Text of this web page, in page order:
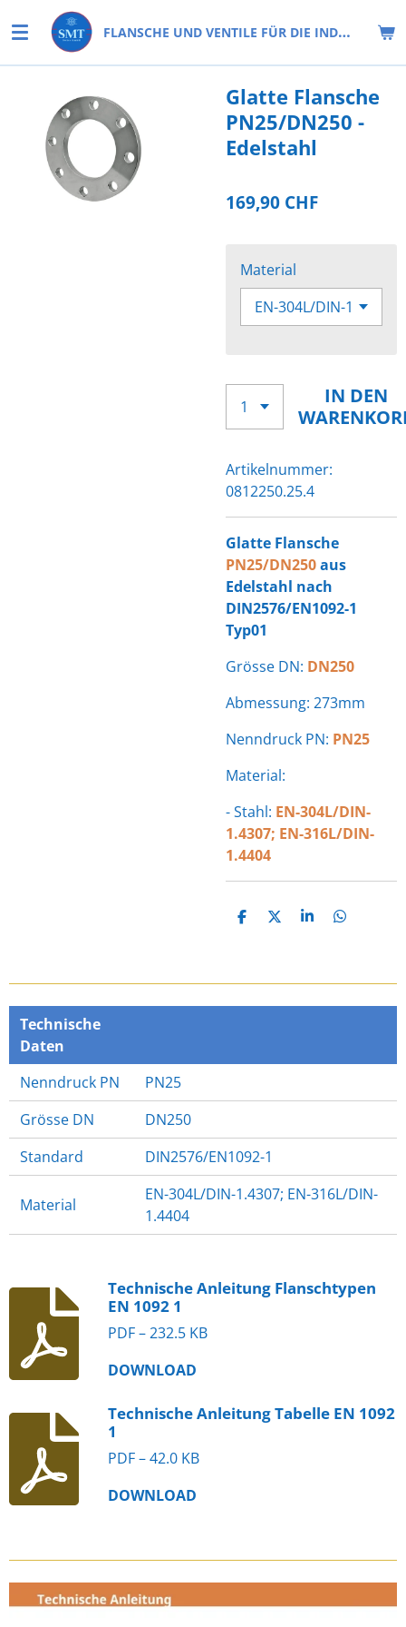
Hauptinhalt
springen
FLANSCHE UND VENTILE FÜR DIE INDUSTRIE
Glatte Flansche
PN25/DN250 -
Edelstahl
169,90 CHF
Material
IN DEN
Artikelnummer:
0812250.25.4
Glatte Flansche
PN25/DN250aus
Edelstahl nach
DIN2576/EN1092-1
Typ01
Grösse DN: DN250
Abmessung: 273mm
Nenndruck PN: PN25
Material:
- Stahl: EN-304L/DIN-
1.4307; EN-316L/DIN-
1.4404
T
E
T
E
T
E
T
E
Technische
Daten
Nenndruck PN
PN25
Grösse DN
DN250
Standard
DIN2576/EN1092-1
Material
EN-304L/DIN-1.4307; EN-316L/DIN-
1.4404
Technische Anleitung Flanschtypen
EN 1092 1
PDF – 232.5 KB
DOWNLOAD
Technische Anleitung Tabelle EN 1092
1
PDF – 42.0 KB
DOWNLOAD